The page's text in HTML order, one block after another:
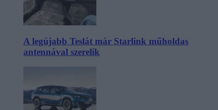
A legújabb Teslát már Starlink műholdas
antennával szerelik